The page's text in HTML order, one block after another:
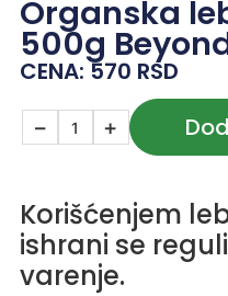
Organska
500g
CENA:570 RSD
− +
Korišćenjem
ishrani se
varenje.